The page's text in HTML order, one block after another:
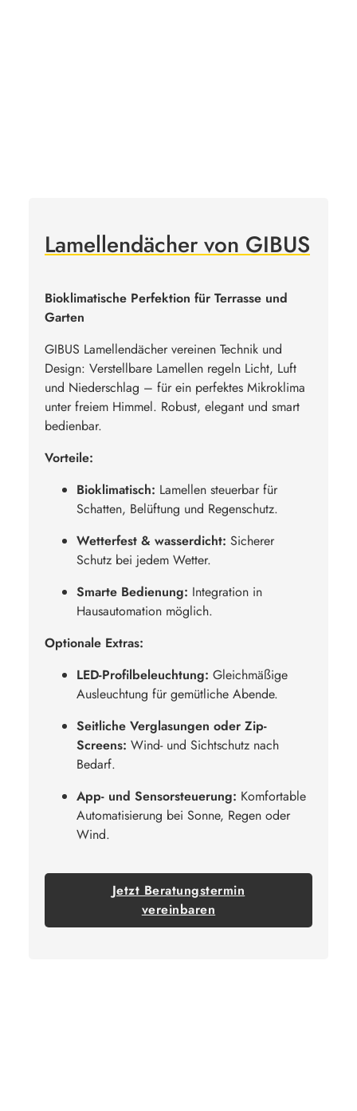
Lamellendächer von GIBUS
Bioklimatische Perfektion für Terrasse und
Garten
GIBUS Lamellendächer vereinen Technik und
Design: Verstellbare Lamellen regeln Licht, Luft
und Niederschlag – für ein perfektes Mikroklima
unter freiem Himmel. Robust, elegant und smart
bedienbar.
Vorteile:
Bioklimatisch: Lamellen steuerbar für
Schatten, Belüftung und Regenschutz.
Wetterfest & wasserdicht: Sicherer
Schutz bei jedem Wetter.
Smarte Bedienung: Integration in
Hausautomation möglich.
Optionale Extras:
LED-Profilbeleuchtung: Gleichmäßige
Ausleuchtung für gemütliche Abende.
Seitliche Verglasungen oder Zip-
Screens: Wind- und Sichtschutz nach
Bedarf.
App- und Sensorsteuerung: Komfortable
Automatisierung bei Sonne, Regen oder
Wind.
Jetzt Beratungstermin
vereinbaren